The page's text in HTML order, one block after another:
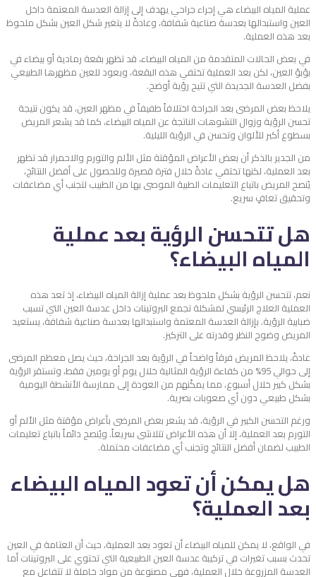
عملية المياه البيضاء هي إجراء جراحي يهدف إلى إزالة العدسة المعتمة داخل
العين واستبدالها بعدسة صناعية شفافة، وعادةً لا يتغير شكل العين بشكل ملحوظ
بعد هذه العملية.
في بعض الحالات المتقدمة من المياه البيضاء، قد تظهر بقعة رمادية أو بيضاء في
بؤبؤ العين، لكن بعد العملية تختفي هذه البقعة، ويعود للعين مظهرها الطبيعي
بفضل العدسة الجديدة التي تتيح رؤية أوضح.
يلاحظ بعض المرضى بعد الجراحة اختلافاً طفيفاً في مظهر العين، قد يكون نتيجة
تحسن الرؤية وزوال التشوهات الناتجة عن المياه البيضاء، كما قد يشعر المريض
بسطوع أكبر للألوان وتحسن في الرؤية الليلية.
من الجدير بالذكر أن بعض الأعراض المؤقتة مثل الألم والتورم والاحمرار قد تظهر
بعد العملية، لكنها تختفي عادةً خلال فترة قصيرة وللحصول على أفضل النتائج،
يُنصح المريض باتباع التعليمات الطبية الموصى بها من الطبيب لتجنب أي مضاعفات
وتحقيق تعافٍ سريع.
هل تتحسن الرؤية بعد عملية
المياه البيضاء؟
نعم، تتحسن الرؤية بشكل ملحوظ بعد عملية إزالة المياه البيضاء، إذ تعد هذه
العملية العلاج الرئيسي لمشكلة تجمع البروتينات داخل عدسة العين التي تسبب
ضبابية الرؤية. بإزالة العدسة المعتمة واستبدالها بعدسة صناعية شفافة، يستعيد
المريض وضوح النظر وقدرته على التركيز.
عادةً، يلاحظ المريض فرقاً واضحاً في الرؤية بعد الجراحة، حيث يصل معظم المرضى
إلى حوالي 95% من كفاءة الرؤية المثالية خلال يوم أو يومين فقط، وتستقر الرؤية
بشكل كبير خلال أسبوع، مما يمكّنهم من العودة إلى ممارسة الأنشطة اليومية
بشكل طبيعي دون أي صعوبات بصرية.
ورغم التحسن الكبير في الرؤية، قد يشعر بعض المرضى بأعراض مؤقتة مثل الألم أو
التورم بعد العملية، إلا أن هذه الأعراض تتلاشى سريعاً. ويُنصح دائماً باتباع تعليمات
الطبيب لضمان أفضل النتائج وتجنب أي مضاعفات محتملة.
هل يمكن أن تعود المياه البيضاء
بعد العملية؟
في الواقع، لا يمكن للمياه البيضاء أن تعود بعد العملية، حيث أن العتامة في العين
تحدث بسبب تغيرات في تركيبة عدسة العين الطبيعية التي تحتوي على البروتينات أما
العدسة المزروعة خلال العملية، فهي مصنوعة من مواد خاملة لا تتفاعل مع